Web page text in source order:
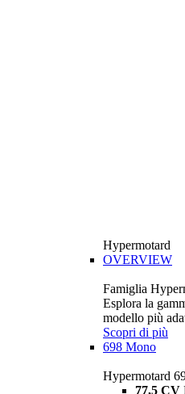
Hypermotard
OVERVIEW
Famiglia
Esplora la
modello più
Scopri di più
698 Mono
Hypermotard
77,5 CV